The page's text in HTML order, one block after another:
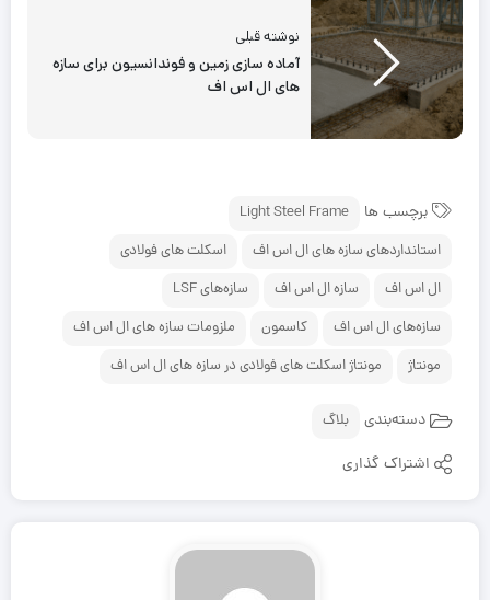
نوشته قبلی
آماده سازی زمین و فوندانسیون برای سازه
های ال اس اف
برچسب ها
Light Steel Frame
استانداردهای سازه های ال اس اف
اسکلت های فولادی
ال اس اف
سازه ال اس اف
سازه‌های LSF
سازه‌های ال اس اف
کاسمون
ملزومات سازه های ال اس اف
مونتاژ
مونتاژ اسکلت های فولادی در سازه های ال اس اف
دسته‌بندی بلاگ
اشتراک گذاری